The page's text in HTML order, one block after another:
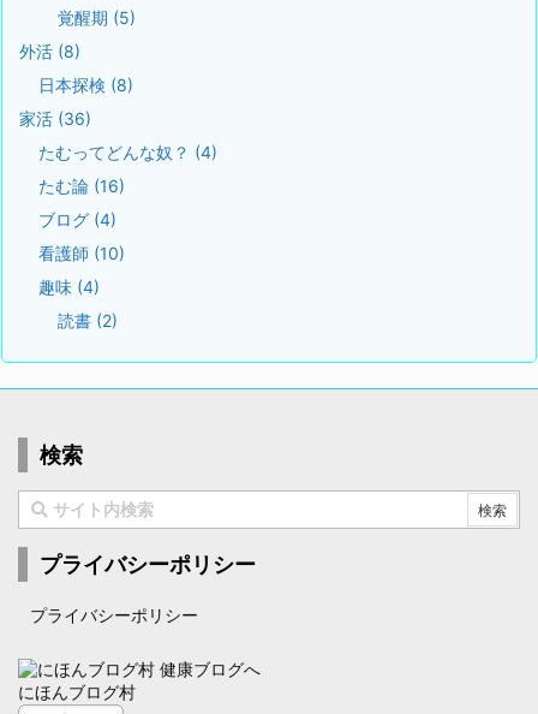
覚醒期 (5)
外活 (8)
日本探検 (8)
家活 (36)
たむってどんな奴？ (4)
たむ論 (16)
ブログ (4)
看護師 (10)
趣味 (4)
読書 (2)
検索
プライバシーポリシー
プライバシーポリシー
にほんブログ村